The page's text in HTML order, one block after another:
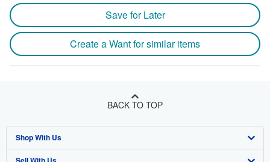
Save for Later
Create a Want for similar items
BACK TO TOP
Shop With Us